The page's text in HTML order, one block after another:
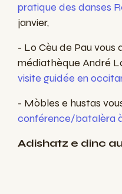
pratique des danses
janvier,
- Lo Cèu de Pau vous
médiathèque André
visite guidée en
- Mòbles e hustas
conférence/batalèra
Adishatz e dinc